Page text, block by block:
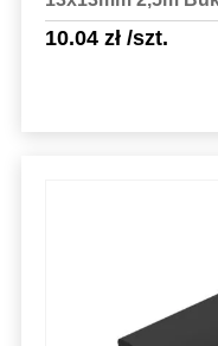
10.04 zł/szt.